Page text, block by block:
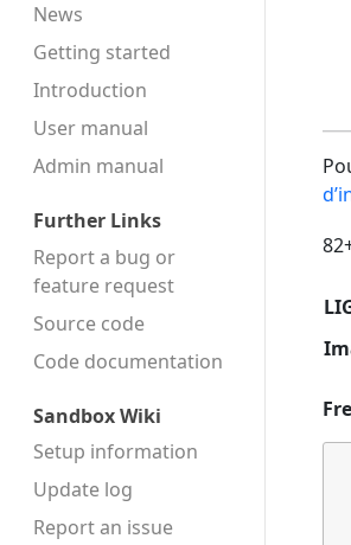
News
Getting started
Introduction
User manual
Admin manual
Further Links
Report a bug or
feature request
Source code
Code docu­mentation
Sandbox Wiki
Setup information
Update log
Report an issue